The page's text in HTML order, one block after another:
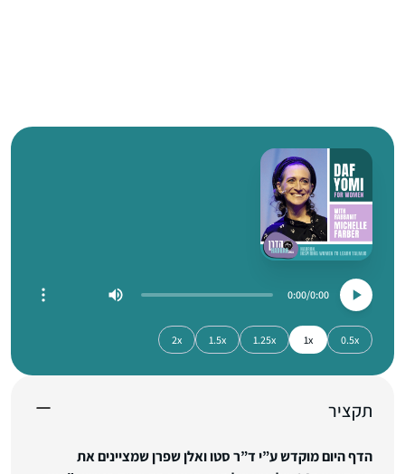
0:00
0:00
0.5x
1x
1.25x
1.5x
2x
תקציר
הדף היום מוקדש ע”י ד”ר סטו ואלן שפרן שמציינים את